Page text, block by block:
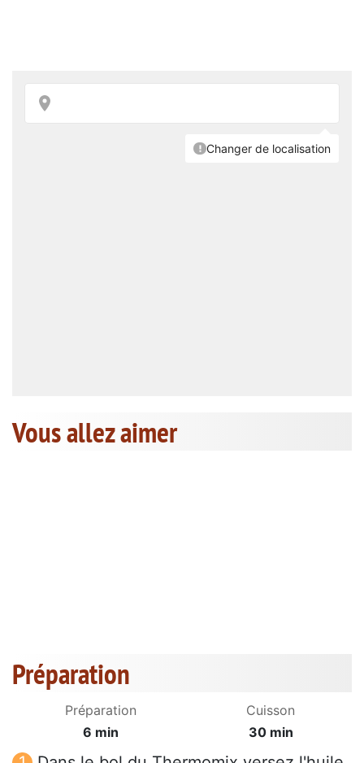
Vous allez aimer
Préparation
Préparation
6 min
Cuisson
30 min